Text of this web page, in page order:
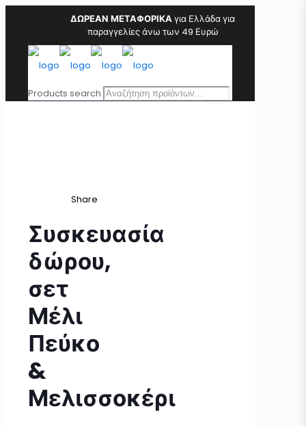
ΔΩΡΕΑΝ ΜΕΤΑΦΟΡΙΚΑγια Ελλάδα για
παραγγελίες άνω των 49 Ευρώ
Products search
Share
Συσκευασία
δώρου,
σετ
Μέλι
Πεύκο
&
Μελισσοκέρι